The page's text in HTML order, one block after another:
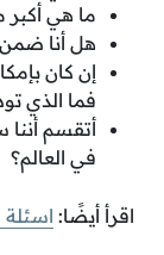
ما هي أكبر
هل أنا ضمن
إن كان
فما الذي
أتقسم
في العالم؟
اقرأ أيضًا: